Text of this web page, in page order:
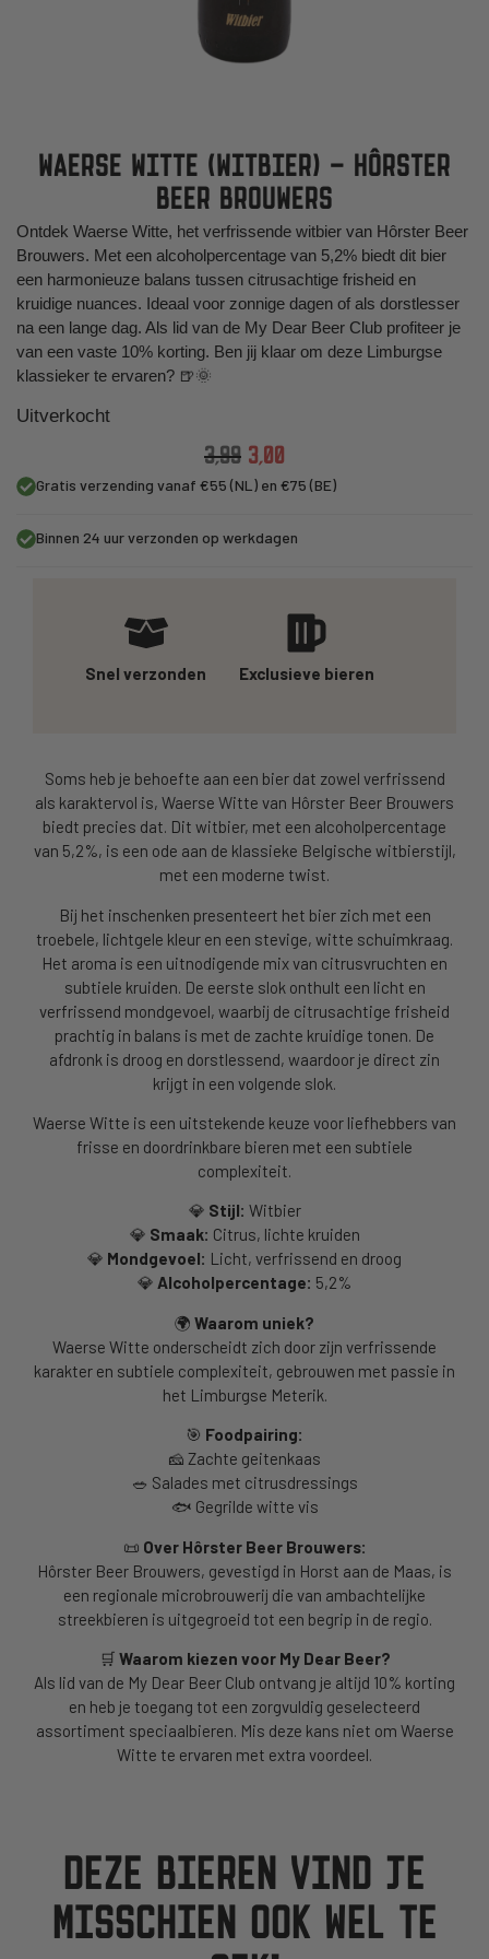
WAERSE WITTE (WITBIER) – HÔRSTER
BEER BROUWERS
Ontdek Waerse Witte, het verfrissende witbier van Hôrster Beer
Brouwers. Met een alcoholpercentage van 5,2% biedt dit bier
een harmonieuze balans tussen citrusachtige frisheid en
kruidige nuances. Ideaal voor zonnige dagen of als dorstlesser
na een lange dag. Als lid van de My Dear Beer Club profiteer je
van een vaste 10% korting. Ben jij klaar om deze Limburgse
klassieker te ervaren? 🍺🌞
Uitverkocht
3,99 3,00
Gratis verzending vanaf €55 (NL) en €75 (BE)
Binnen 24 uur verzonden op werkdagen
Snel verzonden Exclusieve bieren
Soms heb je behoefte aan een bier dat zowel verfrissend
als karaktervol is, Waerse Witte van Hôrster Beer Brouwers
biedt precies dat. Dit witbier, met een alcoholpercentage
van 5,2%, is een ode aan de klassieke Belgische witbierstijl,
met een moderne twist.
Bij het inschenken presenteert het bier zich met een
troebele, lichtgele kleur en een stevige, witte schuimkraag.
Het aroma is een uitnodigende mix van citrusvruchten en
subtiele kruiden. De eerste slok onthult een licht en
verfrissend mondgevoel, waarbij de citrusachtige frisheid
prachtig in balans is met de zachte kruidige tonen. De
afdronk is droog en dorstlessend, waardoor je direct zin
krijgt in een volgende slok.
Waerse Witte is een uitstekende keuze voor liefhebbers van
frisse en doordrinkbare bieren met een subtiele
complexiteit.
💎 Stijl: Witbier
💎 Smaak: Citrus, lichte kruiden
💎 Mondgevoel: Licht, verfrissend en droog
💎 Alcoholpercentage: 5,2%
🌍 Waarom uniek?
Waerse Witte onderscheidt zich door zijn verfrissende
karakter en subtiele complexiteit, gebrouwen met passie in
het Limburgse Meterik.
🎯 Foodpairing:
🧀 Zachte geitenkaas
🥗 Salades met citrusdressings
🐟 Gegrilde witte vis
📜 Over Hôrster Beer Brouwers:
Hôrster Beer Brouwers, gevestigd in Horst aan de Maas, is
een regionale microbrouwerij die van ambachtelijke
streekbieren is uitgegroeid tot een begrip in de regio.
🛒 Waarom kiezen voor My Dear Beer?
Als lid van de My Dear Beer Club ontvang je altijd 10% korting
en heb je toegang tot een zorgvuldig geselecteerd
assortiment speciaalbieren. Mis deze kans niet om Waerse
Witte te ervaren met extra voordeel.
DEZE BIEREN VIND JE
MISSCHIEN OOK WEL TE